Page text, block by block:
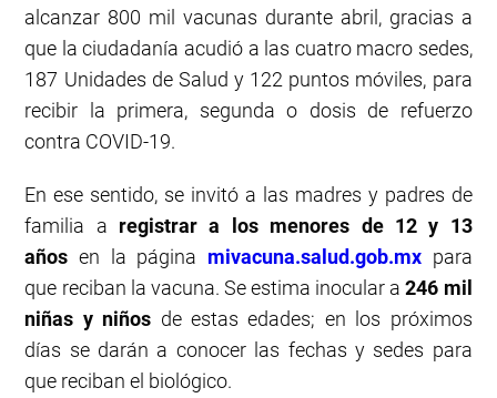
alcanzar 800 mil vacunas durante abril, gracias a
que la ciudadanía acudió a las cuatro macro sedes,
187 Unidades de Salud y 122 puntos móviles, para
recibir la primera, segunda o dosis de refuerzo
contra COVID-19.
En ese sentido, se invitó a las madres y padres de
familia a registrar a los menores de 12 y 13
años en la página mivacuna.salud.gob.mxpara
que reciban la vacuna. Se estima inocular a246 mil
niñas y niños de estas edades; en los próximos
días se darán a conocer las fechas y sedes para
que reciban el biológico.